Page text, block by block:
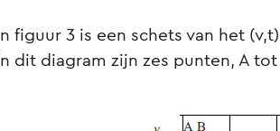
In figuur 3 is een schets van het
In dit diagram zijn zes punten, A